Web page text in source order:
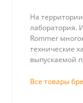
На
лаборатория.
Rommer
технические
выпускаемой
Все товары